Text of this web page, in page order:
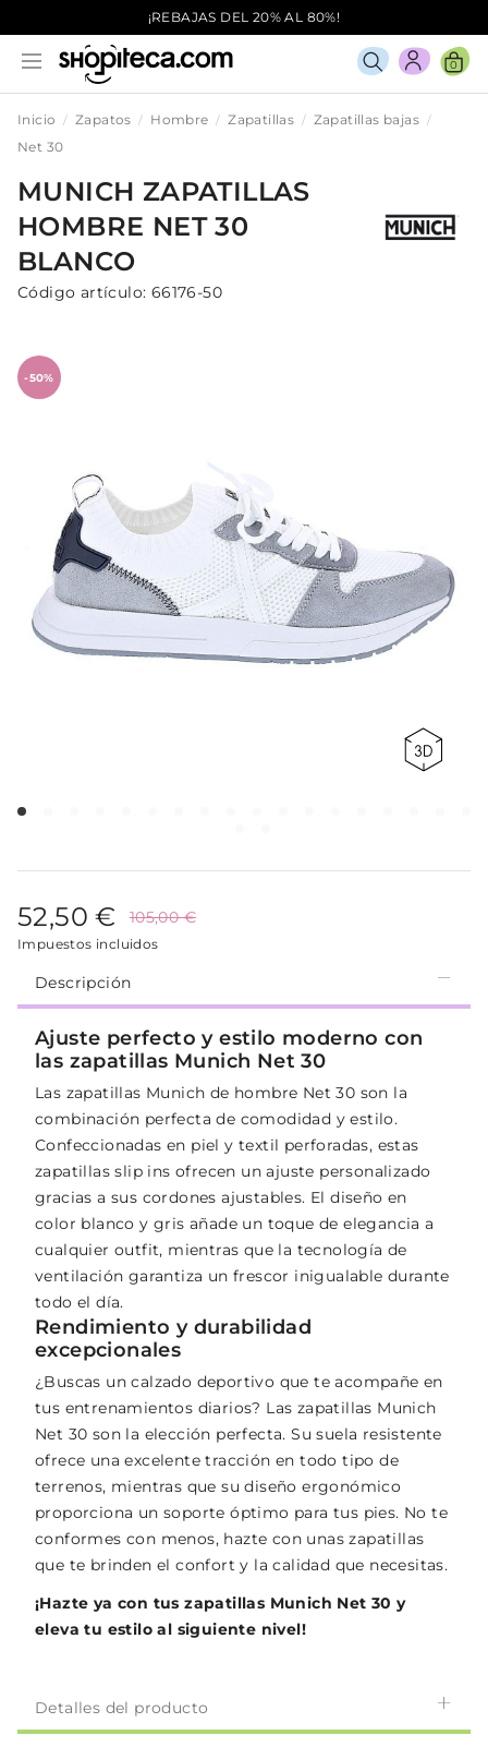
¡REBAJAS DEL 20% AL 80%!
0
Inicio Zapatos Hombre Zapatillas
Zapatillas bajas
Net 30
MUNICH ZAPATILLAS
HOMBRE NET 30
BLANCO
Código artículo: 66176-50
-50%
52,50 € 105,00 €
Impuestos incluidos
Descripción
Ajuste perfecto y estilo moderno con
las zapatillas Munich Net 30
Las zapatillas Munich de hombre Net 30 son la
combinación perfecta de comodidad y estilo.
Confeccionadas en piel y textil perforadas, estas
zapatillas slip ins ofrecen un ajuste personalizado
gracias a sus cordones ajustables. El diseño en
color blanco y gris añade un toque de elegancia a
cualquier outfit, mientras que la tecnología de
ventilación garantiza un frescor inigualable durante
todo el día.
Rendimiento y durabilidad
excepcionales
¿Buscas un calzado deportivo que te acompañe en
tus entrenamientos diarios? Las zapatillas Munich
Net 30 son la elección perfecta. Su suela resistente
ofrece una excelente tracción en todo tipo de
terrenos, mientras que su diseño ergonómico
proporciona un soporte óptimo para tus pies. No te
conformes con menos, hazte con unas zapatillas
que te brinden el confort y la calidad que necesitas.
¡Hazte ya con tus zapatillas Munich Net 30 y
eleva tu estilo al siguiente nivel!
Detalles del producto